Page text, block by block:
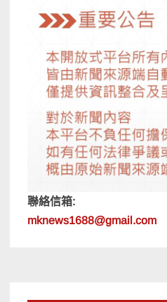
聯絡信箱:
mknews1688@gmail.com